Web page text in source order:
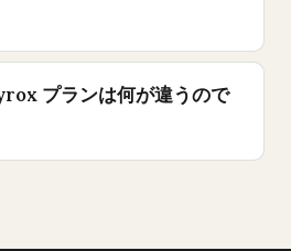
プランは何が違うので